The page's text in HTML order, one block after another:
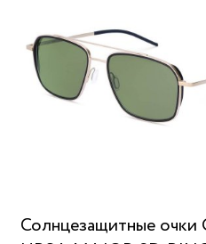
Солнцезащитные очки